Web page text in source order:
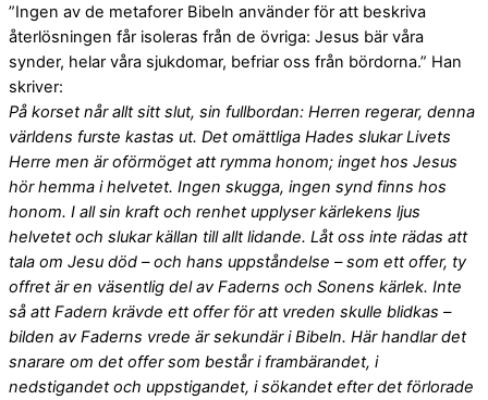
”Ingen av de metaforer Bibeln använder för att beskriva
återlösningen får isoleras från de övriga: Jesus bär våra
synder, helar våra sjukdomar, befriar oss från bördorna.” Han
skriver:
På korset når allt sitt slut, sin fullbordan: Herren regerar, denna
världens furste kastas ut. Det omättliga Hades slukar Livets
Herre men är oförmöget att rymma honom; inget hos Jesus
hör hemma i helvetet. Ingen skugga, ingen synd finns hos
honom. I all sin kraft och renhet upplyser kärlekens ljus
helvetet och slukar källan till allt lidande. Låt oss inte rädas att
tala om Jesu död – och hans uppståndelse – som ett offer, ty
offret är en väsentlig del av Faderns och Sonens kärlek. Inte
så att Fadern krävde ett offer för att vreden skulle blidkas –
bilden av Faderns vrede är sekundär i Bibeln. Här handlar det
snarare om det offer som består i frambärandet, i
nedstigandet och uppstigandet, i sökandet efter det förlorade